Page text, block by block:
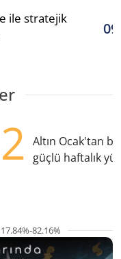
ile stratejik
2
Altın Ocak'tan
güçlü haftalık
82.16%